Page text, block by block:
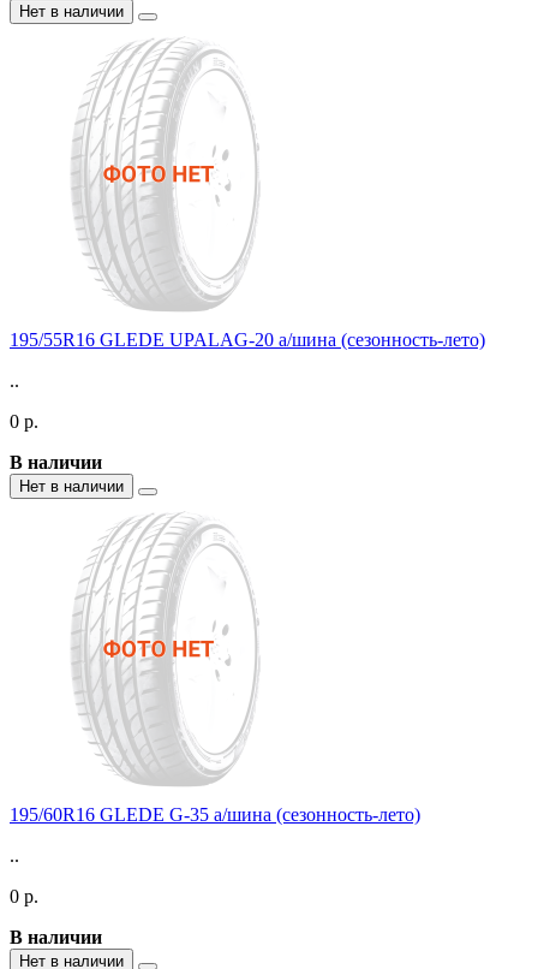
Нет в наличии
195/55R16 GLEDE UPALAG-20 а/шина (сезонность-лето)
..
0 р.
В наличии
Нет в наличии
195/60R16 GLEDE G-35 а/шина (сезонность-лето)
..
0 р.
В наличии
Нет в наличии